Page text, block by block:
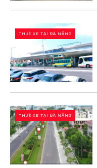
THUÊ XE TẠI ĐÀ NẴNG
THUÊ XE TẠI ĐÀ NẴNG